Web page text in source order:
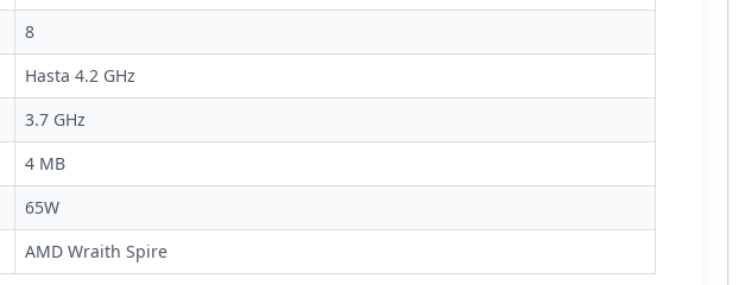
8
Hasta 4.2 GHz
3.7 GHz
4 MB
65W
AMD Wraith Spire